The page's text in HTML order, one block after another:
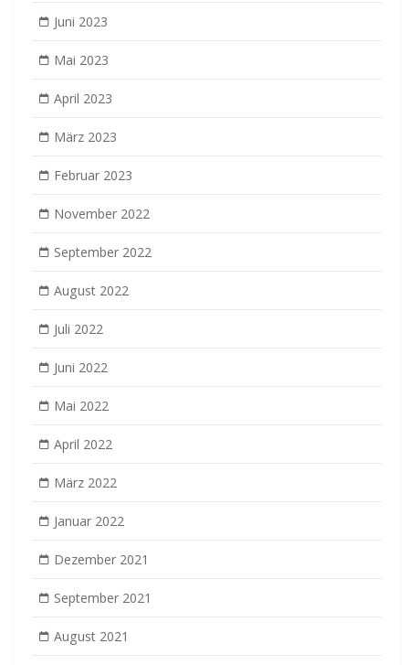
Juni 2023
Mai 2023
April 2023
März 2023
Februar 2023
November 2022
September 2022
August 2022
Juli 2022
Juni 2022
Mai 2022
April 2022
März 2022
Januar 2022
Dezember 2021
September 2021
August 2021